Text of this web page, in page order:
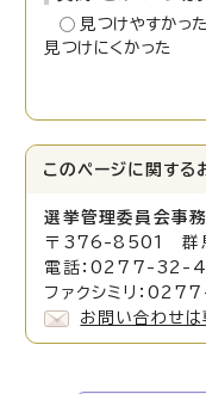
見つけやすかっ
見つけにくかった
このページに関する
選挙管理委員会事務
〒376-8501 群馬
電話：0277-32-
ファクシミリ：
お問い合わせは